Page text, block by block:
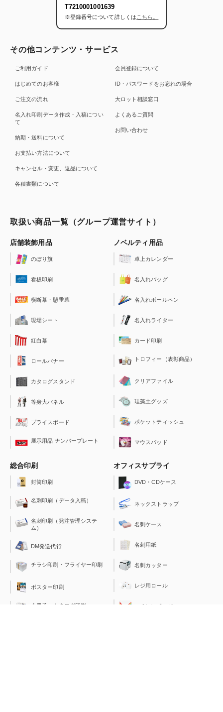
T7210001001639
※登録番号について詳しくは こちら。
その他コンテンツ・サービス
ご利用ガイド
はじめてのお客様
ご注文の流れ
名入れ印刷データ作成・入稿につい
て
納期・送料について
お支払い方法について
キャンセル・変更、返品について
各種書類について
会員登録について
ID・パスワードをお忘れの場合
大ロット相談窓口
よくあるご質問
お問い合わせ
取扱い商品一覧（グループ運営サイト）
店舗装飾用品
のぼり旗
看板印刷
横断幕・懸垂幕
現場シート
紅白幕
ロールバナー
カタログスタンド
等身大パネル
プライスボード
展示用品 ナンバープレート
ノベルティ用品
卓上カレンダー
名入れバッグ
名入れボールペン
名入れライター
カード印刷
トロフィー（表彰商品）
クリアファイル
珪藻土グッズ
ポケットティッシュ
マウスパッド
総合印刷
封筒印刷
名刺印刷（データ入稿）
名刺印刷（発注管理システ
ム）
DM発送代行
チラシ印刷・フライヤー印刷
ポスター印刷
小冊子・カタログ印刷
オフィスサプライ
DVD・CDケース
ネックストラップ
名刺ケース
名刺用紙
名刺カッター
レジ用ロール
スチレンボード